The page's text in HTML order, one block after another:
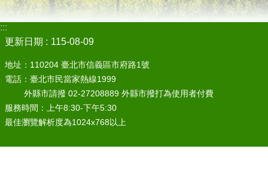
:::
更新日期
115-08-09
地址：110204 臺北市信義區市府路1號
電話：臺北市民當家熱線1999
外縣市請撥 02-27208889 外縣市撥打為使用者付費
服務時間：上午8:30-下午5:30
最佳瀏覽解析度為1024x768以上